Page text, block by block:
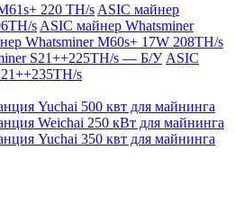
220 TH/s ASIC майнер
s ASIC майнер Whatsminer
Whatsminer M60s+ 17W 208TH/s
S21++225TH/s — Б/У ASIC
s
Yuchai 500 квт для майнинга
Weichai 250 кВт для майнинга
Yuchai 350 квт для майнинга